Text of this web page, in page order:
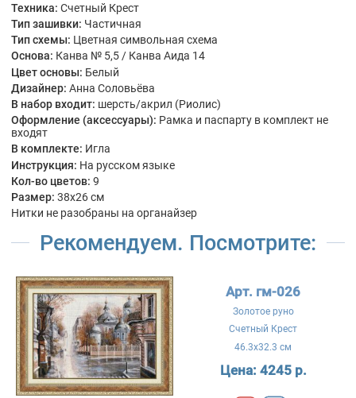
Техника: Счетный Крест
Тип зашивки: Частичная
Тип схемы: Цветная символьная схема
Основа: Канва № 5,5 / Канва Аида 14
Цвет основы: Белый
Дизайнер: Анна Соловьёва
В набор входит: шерсть/акрил (Риолис)
Оформление (аксессуары): Рамка и паспарту в комплект не
входят
В комплекте: Игла
Инструкция: На русском языке
Кол-во цветов: 9
Размер: 38x26 см
Нитки не разобраны на органайзер
Рекомендуем. Посмотрите:
Арт. гм-026
Золотое руно
Счетный Крест
46.3x32.3 см
Цена: 4245 р.